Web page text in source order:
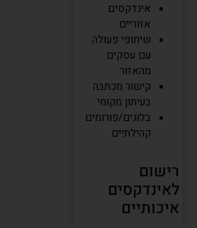
אינדקסים
אזוריים
שיתופי פעולה
עם עסקים
מהאזור
קישור מכתבה
בעיתון מקומי
בלוגים/פורומים
קהילתיים
רישום
לאינדקסים
איכותיים